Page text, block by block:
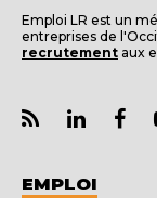
Emploi LR est un
entreprises de
recrutement aux
EMPLOI